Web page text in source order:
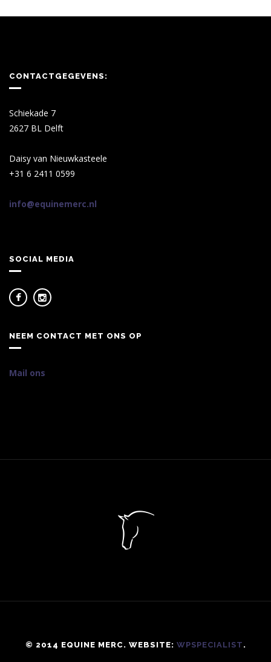
CONTACTGEGEVENS:
Schiekade 7
2627 BL Delft
Daisy van Nieuwkasteele
+31 6 2411 0599
info@equinemerc.nl
SOCIAL MEDIA
NEEM CONTACT MET ONS OP
Mail ons
© 2014 EQUINE MERC. WEBSITE: WPSPECIALIST .